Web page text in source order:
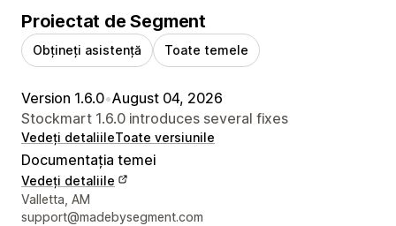
Proiectat de Segment
Obțineți asistență Toate temele
Version 1.6.0•August 04, 2026
Stockmart 1.6.0 introduces several fixes
Vedeți detaliileToate versiunile
Documentația temei
Vedeți detaliile
Detaliile de contact ale designerului
Valletta, AM
support@madebysegment.com